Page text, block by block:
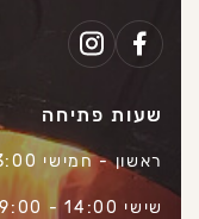
שעות פתיחה
ראשון - חמישי 23:00 - 10:00
שישי 14:00 - 9:00